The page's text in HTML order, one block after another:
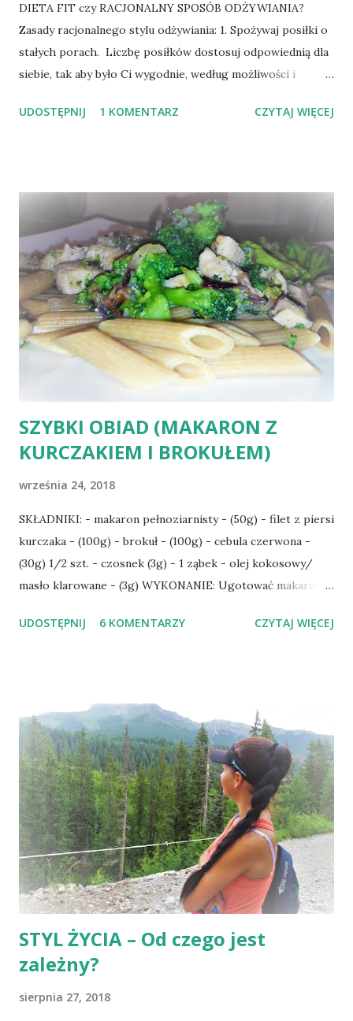
DIETA FIT czy RACJONALNY SPOSÓB ODŻYWIANIA?
Zasady racjonalnego stylu odżywiania: 1. Spożywaj posiłki o
stałych porach. Liczbę posiłków dostosuj odpowiednią dla
siebie, tak aby było Ci wygodnie, według możliwości i
czasowych 3-4 h. Dzięki temu nie będzie towarzyszyło Ci
przebudzeniu. 4. Kolację spożywaj nie później niż 2-3 h
przed snem. Nie rezygnuj z kolacji. 5. Dieta fit/ racjonalna
to dieta zbilansowana. Należy tak komponować posiłki aby
nie zabrakło w nich żadnych składników odżywczych. 6.
Staraj się, aby Twoje posiłki składały się z z różnych grup
produktów (warzywa, owoce, produkty białkowe oraz
zawierające węglowodany złożone itp.) 7. Przestrzegaj
zasad racjonalnego o...
UDOSTĘPNIJ 1 KOMENTARZ CZYTAJ WIĘCEJ
SZYBKI OBIAD (MAKARON Z
KURCZAKIEM I BROKUŁEM)
września 24, 2018
SKŁADNIKI: - makaron pełnoziarnisty - (50g) - filet z piersi
kurczaka - (100g) - brokuł - (100g) - cebula czerwona -
(30g) 1/2 szt. - czosnek (3g) - 1 ząbek - olej kokosowy/
masło klarowane - (3g) WYKONANIE: Ugotować makaron
pokroić w kosteczkę i przyprawić wedle uznania (u mnie
Na sam koniec dodać ugotowanego brokuła, wymieszać
wszystko razem z makaronem. 379 kcal (B:30g W:37g T:12g)
UDOSTĘPNIJ 6 KOMENTARZY CZYTAJ WIĘCEJ
STYL ŻYCIA – Od czego jest
zależny?
sierpnia 27, 2018